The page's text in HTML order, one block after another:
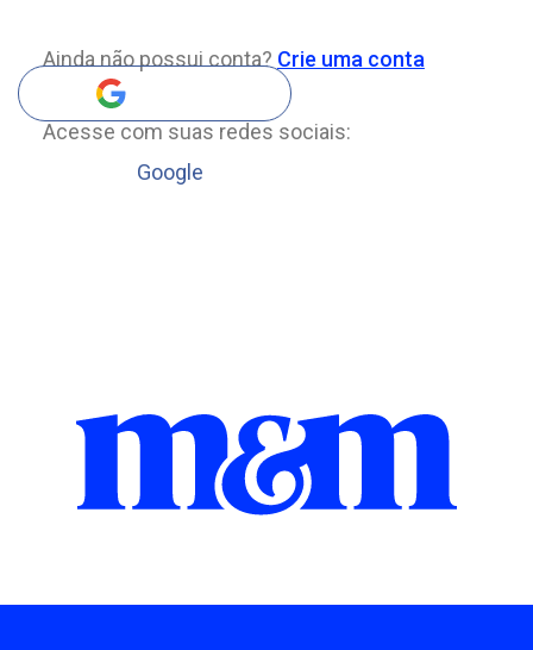
Ainda não possui conta? Crie uma conta
Acesse com suas redes sociais:
Google